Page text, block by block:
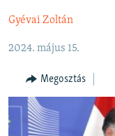
tartalomjegyzékre
UgrásELEMZŐ
NER15
SZABADON
TÁRSADALOM
DEMOKRÁCIA
Gyévai Zoltán
2024. május 15.
Megosztás